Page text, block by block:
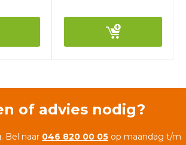
of advies nodig?
Bel naar 046 820 00 05 op maandag t/m